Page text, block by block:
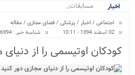
اخبار
مسابقات کراسفیت .
اجتماعی / اخبار / پزشکی /فضای مجازی / مقاله
02 اسفند 1394 - 10:11
شناسه خبر : 6994
کودکان اوتیسمی را از